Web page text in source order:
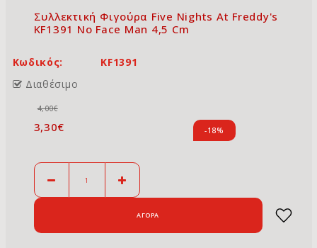
Συλλεκτική Φιγούρα Five Nights At Freddy's
KF1391 No Face Man 4,5 Cm
Κωδικός:
KF1391
Διαθέσιμο
3,30€
4,00€
-18%